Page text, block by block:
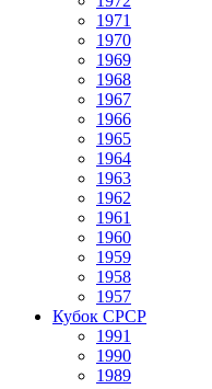
1971
1970
1969
1968
1967
1966
1965
1964
1963
1962
1961
1960
1959
1958
1957
Кубок СРСР
1991
1990
1989